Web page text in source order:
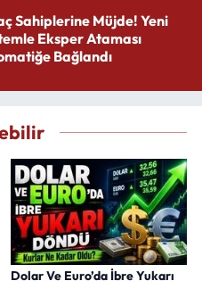
Sahiplerine Müjde! Yeni
Eksper Ataması
Bağlandı
Dolar Ve Euro’da İbre Yukarı